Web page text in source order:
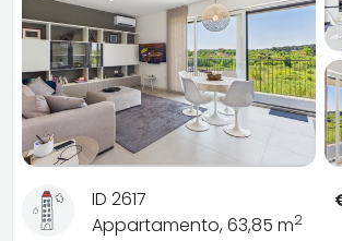
ID 2617
Appartamento, 63,85 m2